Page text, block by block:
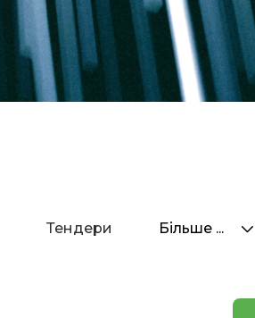
Тендери Більше ...